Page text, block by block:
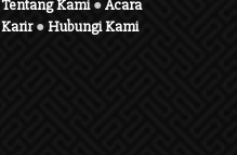
Tentang Kami●Acara
Karir●Hubungi Kami